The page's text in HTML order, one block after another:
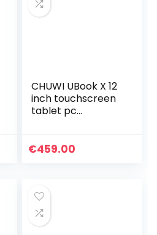
CHUWI UBook X 12
inch touchscreen
tablet pc
pen, 8 GB RAM 256
€459.00